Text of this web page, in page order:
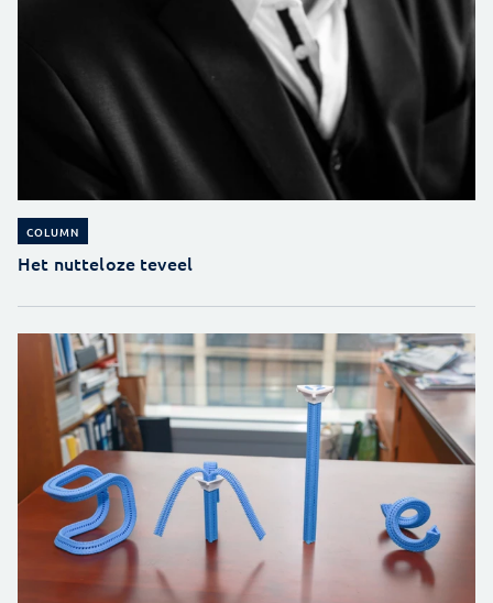
COLUMN
Het nutteloze teveel